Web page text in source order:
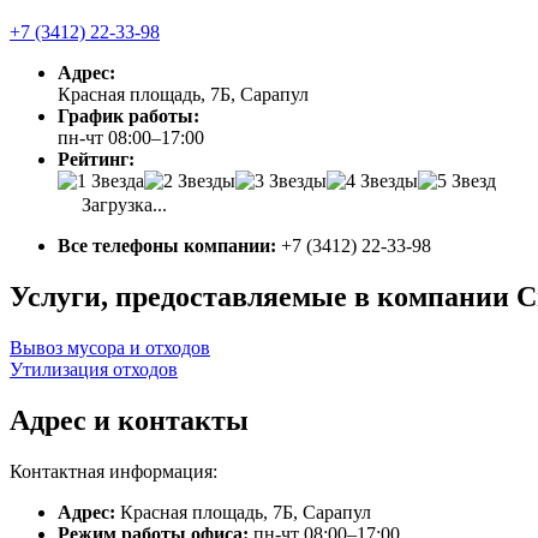
+7 (3412) 22-33-98
Адрес:
Красная площадь, 7Б, Сарапул
График работы:
пн-чт 08:00–17:00
Рейтинг:
Загрузка...
Все телефоны компании: +7 (3412) 22-33-98
Услуги, предоставляемые в компании
Вывоз мусора и отходов
Утилизация отходов
Адрес и контакты
Контактная информация:
Адрес: Красная площадь, 7Б, Сарапул
Режим работы офиса: пн-чт 08:00–17:00